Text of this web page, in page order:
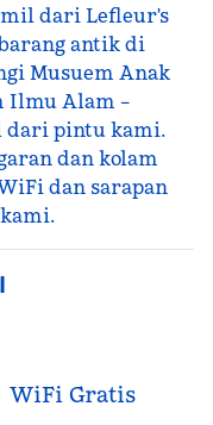
mil dari Lefleur's
antik di
Musuem Anak
Ilmu Alam –
dari pintu kami.
dan kolam
dan sarapan
WiFi Gratis